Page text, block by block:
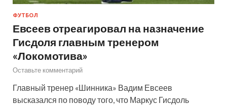
ФУТБОЛ
Евсеев отреагировал на назначение
Гисдоля главным тренером
«Локомотива»
Оставьте комментарий
Главный тренер «Шинника» Вадим Евсеев
высказался по поводу того, что Маркус Гисдоль